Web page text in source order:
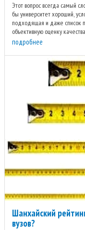
Этот вопрос всегда самый
бы университет хороший,
подходящая и даже список
объективную оценку
подробнее
Шанхайский
вузов?